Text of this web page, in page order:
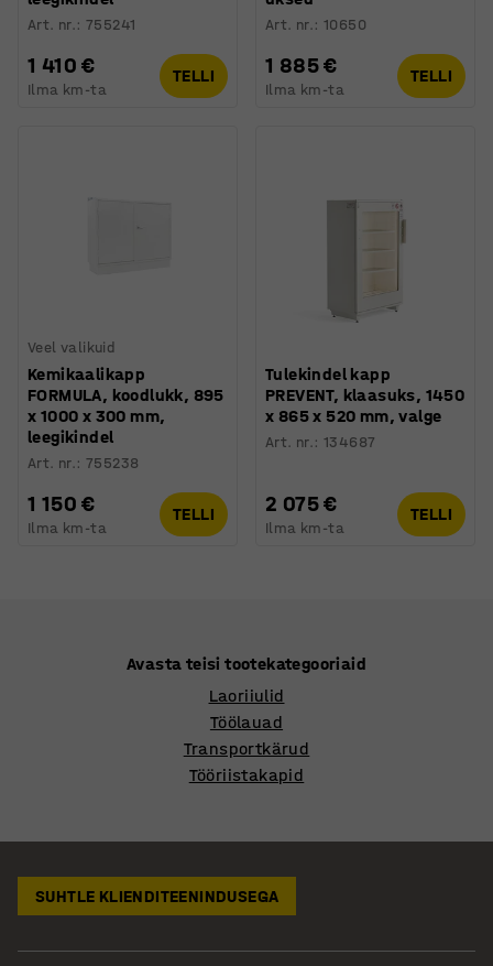
Art. nr.:755241
1 410 €
Ilma km-ta
TELLI
Art. nr.:10650
1 885 €
Ilma km-ta
TELLI
Veel valikuid
Kemikaalikapp
FORMULA, koodlukk, 895
x 1000 x 300 mm,
leegikindel
Art. nr.:755238
1 150 €
Ilma km-ta
TELLI
Tulekindel kapp
PREVENT, klaasuks, 1450
x 865 x 520 mm, valge
Art. nr.:134687
2 075 €
Ilma km-ta
TELLI
Avasta teisi tootekategooriaid
Laoriiulid
Töölauad
Transportkärud
Tööriistakapid
SUHTLE KLIENDITEENINDUSEGA